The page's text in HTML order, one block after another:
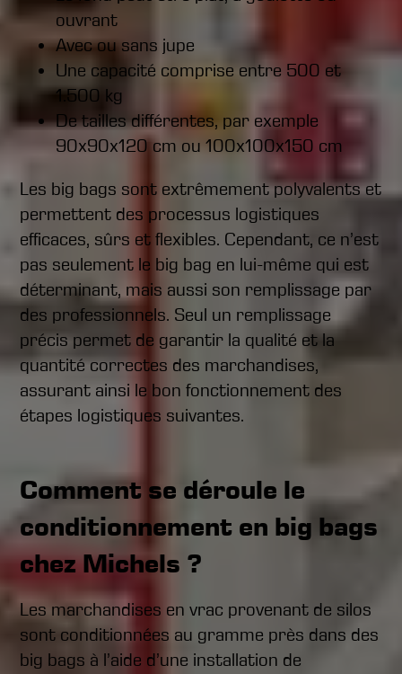
ouvrant
Avec ou sans jupe
Une capacité comprise entre 500 et
1.500 kg
De tailles différentes, par exemple
90x90x120 cm ou 100x100x150 cm
Les big bags sont extrêmement polyvalents et
permettent des processus logistiques
efficaces, sûrs et flexibles. Cependant, ce n’est
pas seulement le big bag en lui-même qui est
déterminant, mais aussi son remplissage par
des professionnels. Seul un remplissage
précis permet de garantir la qualité et la
quantité correctes des marchandises,
assurant ainsi le bon fonctionnement des
étapes logistiques suivantes.
Comment se déroule le
conditionnement en big bags
chez Michels ?
Les marchandises en vrac provenant de silos
sont conditionnées au gramme près dans des
big bags à l’aide d’une installation de